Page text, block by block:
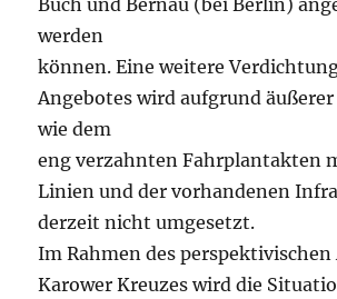
Buch und Bernau (bei Berlin)
werden
können. Eine weitere
Angebotes wird aufgrund
wie dem
eng verzahnten Fahrplantakten
Linien und der vorhandenen
derzeit nicht umgesetzt.
Im Rahmen des perspektivischen
Karower Kreuzes wird die